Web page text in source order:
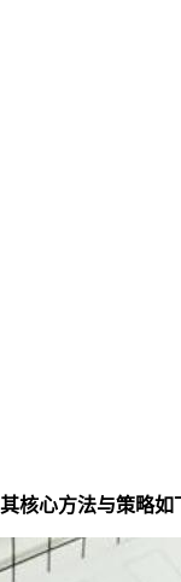
核心方法与策略如